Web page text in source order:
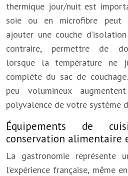
thermique jour/nuit est
soie ou en microfibre peut
ajouter une couche
contraire, permettre de
lorsque la température ne
complète du sac de
peu volumineux
polyvalence de votre système
Équipements de
conservation alimentaire
La gastronomie représente
l’expérience française, même